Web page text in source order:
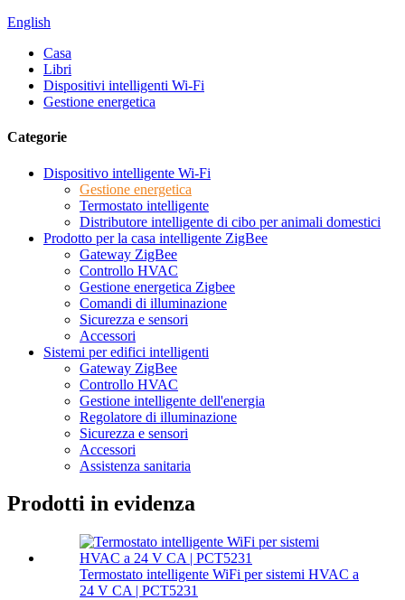
English
Casa
Libri
Dispositivi intelligenti Wi-Fi
Gestione energetica
Categorie
Dispositivo intelligente Wi-Fi
Gestione energetica
Termostato intelligente
Distributore intelligente di cibo per animali domestici
Prodotto per la casa intelligente ZigBee
Gateway ZigBee
Controllo HVAC
Gestione energetica Zigbee
Comandi di illuminazione
Sicurezza e sensori
Accessori
Sistemi per edifici intelligenti
Gateway ZigBee
Controllo HVAC
Gestione intelligente dell'energia
Regolatore di illuminazione
Sicurezza e sensori
Accessori
Assistenza sanitaria
Prodotti in evidenza
Termostato intelligente WiFi per sistemi HVAC a
24 V CA | PCT5231